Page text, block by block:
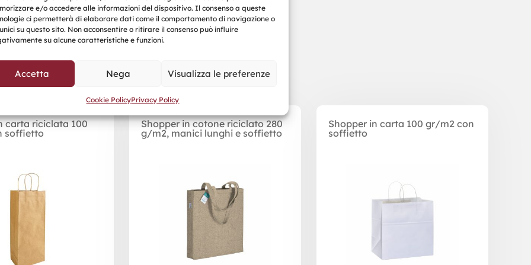
e/o accedere alle informazioni del dispositivo. Il consenso a queste
ci permetterà di elaborare dati come il comportamento di navigazione o
su questo sito. Non acconsentire o ritirare il consenso può influire
su alcune caratteristiche e funzioni.
Accetta Nega Visualizza le preferenze
Cookie PolicyPrivacy Policy
Prodotti correlati
carta riciclata 100
soffietto
Shopper in cotone riciclato 280
g/m2, manici lunghi e soffietto
Shopper in carta 100 gr/m2 con
soffietto